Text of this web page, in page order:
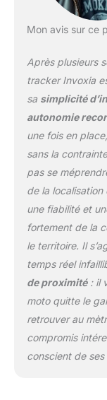
Mon avis sur ce
Après plusieurs
tracker Invoxia
sa simplicité
autonomie
une fois en
sans la
pas se
de la localisation
une fiabilité et
fortement de la
le territoire. Il
temps réel
de proximité: il
moto quitte le
retrouver au
compromis
conscient de ses